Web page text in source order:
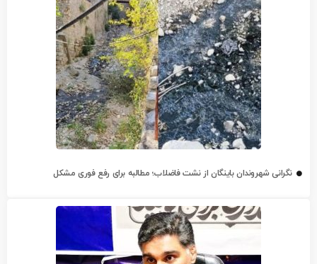
نگرانی شهروندان باینگان از نشت فاضلاب؛ مطالبه برای رفع فوری مشکل